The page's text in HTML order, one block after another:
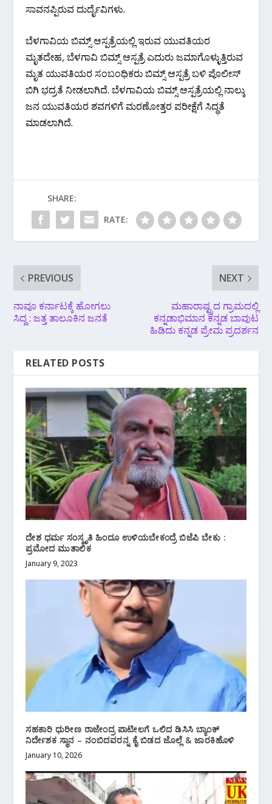
ಸಾವನಪ್ಪಿರುವ ದುರ್ದೈವಿಗಳು.
ಬೆಳಗಾವಿಯ ಬಿಮ್ಸ್ ಆಸ್ಪತ್ರೆಯಲ್ಲಿ ಇರುವ ಯುವತಿಯರ
ಮೃತದೇಹ, ಬೆಳಗಾವಿ ಬಿಮ್ಸ್ ಆಸ್ಪತ್ರೆ ಎದುರು ಜಮಾಗೊಳ್ಳುತ್ತಿರುವ
ಮೃತ ಯುವತಿಯರ ಸಂಬಂಧಿಕರು ಬಿಮ್ಸ್ ಆಸ್ಪತ್ರೆ ಬಳಿ ಪೊಲೀಸ್
ಬಿಗಿ ಭದ್ರತೆ ನೀಡಲಾಗಿದೆ. ಬೆಳಗಾವಿಯ ಬಿಮ್ಸ್ ಆಸ್ಪತ್ರೆಯಲ್ಲಿ ನಾಲ್ಕು
ಜನ ಯುವತಿಯರ ಶವಗಳಿಗೆ ಮರಣೋತ್ತರ ಪರೀಕ್ಷೆಗೆ ಸಿದ್ಧತೆ
ಮಾಡಲಾಗಿದೆ.
SHARE:
RATE:
PREVIOUS
ನಾವೂ ಕರ್ನಾಟಕ್ಕೆ ಹೋಗಲು
ಸಿದ್ದ : ಜತ್ತ ತಾಲೂಕಿನ‌ ಜನತೆ
NEXT
ಮಹಾರಾಷ್ಟ್ರದ ಗ್ರಾಮದಲ್ಲಿ
ಕನ್ನಡಾಭಿಮಾನ ಕನ್ನಡ ಬಾವುಟ
ಹಿಡಿದು ಕನ್ನಡ ಪ್ರೇಮ ಪ್ರದರ್ಶನ
RELATED POSTS
ದೇಶ ಧರ್ಮ ಸಂಸ್ಕೃತಿ ಹಿಂದೂ ಉಳಿಯಬೇಕಂದ್ರೆ ಬಿಜೆಪಿ ಬೇಕು :
ಪ್ರಮೋದ ಮುತಾಲಿಕ
January 9, 2023
ಸಹಕಾರಿ ಧುರೀಣ ರಾಜೇಂದ್ರ ಪಾಟೀಲಗೆ ಒಲಿದ ಡಿಸಿಸಿ ಬ್ಯಾಂಕ್‌
ನಿರ್ದೇಶಕ ಸ್ಥಾನ – ನಂಬಿದವರನ್ನ ಕೈ ಬಿಡದ ಜೊಲ್ಲೆ & ಜಾರಕಿಹೊಳಿ
January 10, 2026